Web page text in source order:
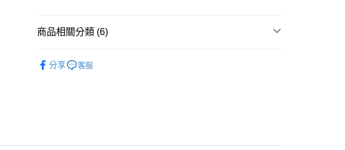
全家取貨付款
7-11取貨付款
商品相關分類 (6)
Amethyst
分享 客服